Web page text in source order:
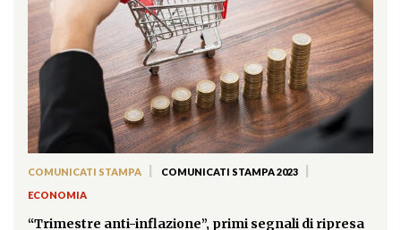
COMUNICATI STAMPA COMUNICATI STAMPA 2023
ECONOMIA
“Trimestre anti-inflazione”, primi segnali di ripresa